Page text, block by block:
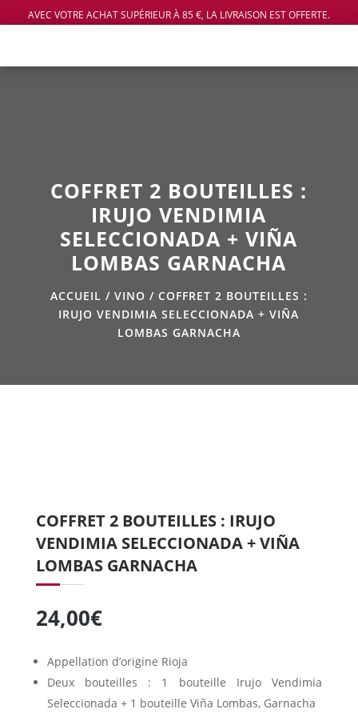
AVEC VOTRE ACHAT SUPÉRIEUR À 85 €, LA LIVRAISON EST OFFERTE.
COFFRET 2 BOUTEILLES :
IRUJO VENDIMIA
SELECCIONADA + VIÑA
LOMBAS GARNACHA
ACCUEIL / VINO / COFFRET 2 BOUTEILLES :
IRUJO VENDIMIA SELECCIONADA + VIÑA
LOMBAS GARNACHA
COFFRET 2 BOUTEILLES : IRUJO
VENDIMIA SELECCIONADA + VIÑA
LOMBAS GARNACHA
24,00€
Appellation d’origine Rioja
Deux bouteilles : 1 bouteille Irujo Vendimia
Seleccionada + 1 bouteille Viña Lombas, Garnacha